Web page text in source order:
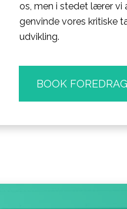
os, men i stedet lærer vi
genvinde vores kritiske
udvikling.
BOOK FOREDRAG